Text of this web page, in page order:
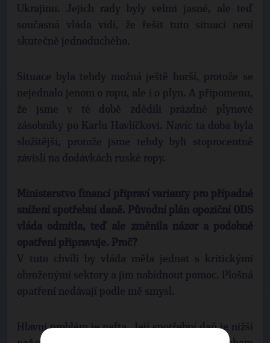
Ukrajinu. Jejich rady byly velmi jasné, ale teď
současná vláda vidí, že řešit tuto situaci není
skutečně jednoduchého.
Situace byla tehdy možná ještě horší, protože se
nejednalo jenom o ropu, ale i o plyn. A připomenu,
že jsme v té době zdědili prázdné plynové
zásobníky po Karlu Havlíčkovi. Navíc ta doba byla
složitější, protože jsme tehdy byli stoprocentně
závislí na dodávkách ruské ropy.
Ministerstvo financí připraví varianty pro případné
snížení spotřební daně. Původní plán opoziční ODS
vláda odmítla, teď ale změnila názor a podobné
opatření připravuje. Proč?
V tuto chvíli by vláda měla jednat s kritickými
ohroženými sektory a jim nabídnout pomoc. Plošná
opatření nedávají podle mě smysl.
Hlavní problém je nafta. Její spotřební daň je nižší